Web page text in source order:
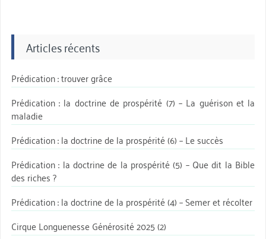
Articles récents
Prédication : trouver grâce
Prédication : la doctrine de prospérité (7) – La guérison et la
maladie
Prédication : la doctrine de la prospérité (6) – Le succès
Prédication : la doctrine de la prospérité (5) – Que dit la Bible
des riches ?
Prédication : la doctrine de la prospérité (4) – Semer et récolter
Cirque Longuenesse Générosité 2025 (2)